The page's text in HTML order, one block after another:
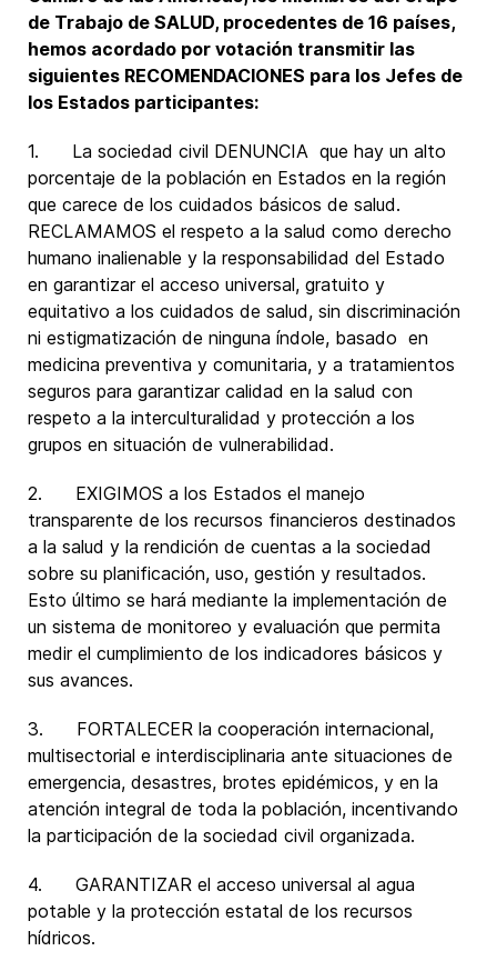
de Trabajo de SALUD, procedentes de 16 países,
hemos acordado por votación transmitir las
siguientes RECOMENDACIONES para los Jefes de
los Estados participantes:
1. La sociedad civil DENUNCIA que hay un alto
porcentaje de la población en Estados en la región
que carece de los cuidados básicos de salud.
RECLAMAMOS el respeto a la salud como derecho
humano inalienable y la responsabilidad del Estado
en garantizar el acceso universal, gratuito y
equitativo a los cuidados de salud, sin discriminación
ni estigmatización de ninguna índole, basado en
medicina preventiva y comunitaria, y a tratamientos
seguros para garantizar calidad en la salud con
respeto a la interculturalidad y protección a los
grupos en situación de vulnerabilidad.
2. EXIGIMOS a los Estados el manejo
transparente de los recursos financieros destinados
a la salud y la rendición de cuentas a la sociedad
sobre su planificación, uso, gestión y resultados.
Esto último se hará mediante la implementación de
un sistema de monitoreo y evaluación que permita
medir el cumplimiento de los indicadores básicos y
sus avances.
3. FORTALECER la cooperación internacional,
multisectorial e interdisciplinaria ante situaciones de
emergencia, desastres, brotes epidémicos, y en la
atención integral de toda la población, incentivando
la participación de la sociedad civil organizada.
4. GARANTIZAR el acceso universal al agua
potable y la protección estatal de los recursos
hídricos.